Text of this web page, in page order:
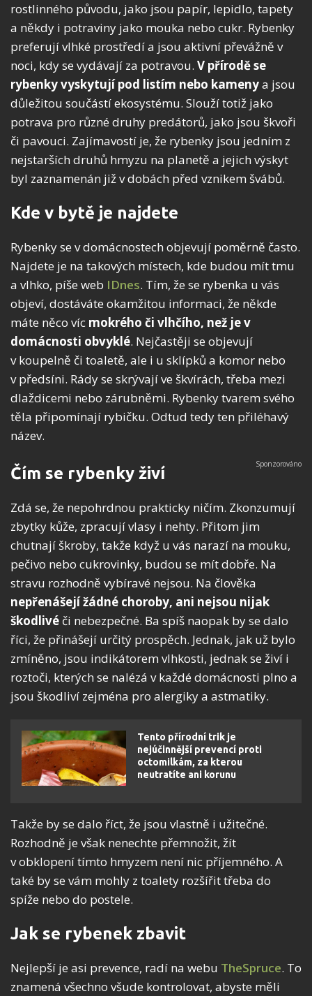
rostlinného původu, jako jsou papír, lepidlo, tapety
a někdy i potraviny jako mouka nebo cukr. Rybenky
preferují vlhké prostředí a jsou aktivní převážně v
noci, kdy se vydávají za potravou. V přírodě se
rybenky vyskytují pod listím nebo kamenya jsou
důležitou součástí ekosystému. Slouží totiž jako
potrava pro různé druhy predátorů, jako jsou škvoři
či pavouci. Zajímavostí je, že rybenky jsou jedním z
nejstarších druhů hmyzu na planetě a jejich výskyt
byl zaznamenán již v dobách před vznikem švábů.
Kde v bytě je najdete
Rybenky se v domácnostech objevují poměrně často.
Najdete je na takových místech, kde budou mít tmu
a vlhko, píše web IDnes. Tím, že se rybenka u vás
objeví, dostáváte okamžitou informaci, že někde
máte něco víc mokrého či vlhčího, než je v
domácnosti obvyklé. Nejčastěji se objevují
v koupelně či toaletě, ale i u sklípků a komor nebo
v předsíni. Rády se skrývají ve škvírách, třeba mezi
dlaždicemi nebo zárubněmi. Rybenky tvarem svého
těla připomínají rybičku. Odtud tedy ten přiléhavý
název.
Čím se rybenky živí
Zdá se, že nepohrdnou prakticky ničím. Zkonzumují
zbytky kůže, zpracují vlasy i nehty. Přitom jim
chutnají škroby, takže když u vás narazí na mouku,
pečivo nebo cukrovinky, budou se mít dobře. Na
stravu rozhodně vybíravé nejsou. Na člověka
nepřenášejí žádné choroby, ani nejsou nijak
škodlivé či nebezpečné. Ba spíš naopak by se dalo
říci, že přinášejí určitý prospěch. Jednak, jak už bylo
zmíněno, jsou indikátorem vlhkosti, jednak se živí i
roztoči, kterých se nalézá v každé domácnosti plno a
jsou škodliví zejména pro alergiky a astmatiky.
Tento přírodní trik je
nejúčinnější prevencí proti
octomilkám, za kterou
neutratíte ani korunu
Takže by se dalo říct, že jsou vlastně i užitečné.
Rozhodně je však nenechte přemnožit, žít
v obklopení tímto hmyzem není nic příjemného. A
také by se vám mohly z toalety rozšířit třeba do
spíže nebo do postele.
Jak se rybenek zbavit
Nejlepší je asi prevence, radí na webu TheSpruce. To
znamená všechno všude kontrolovat, abyste měli